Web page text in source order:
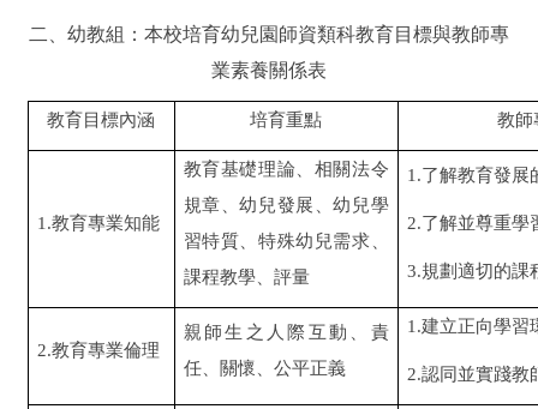
二、幼教組：本校培育幼兒園師資類科教育目標與教師專
業素養關係表
教育目標內涵 培育重點 教師
1.教育專業知能
教育基礎理論、相關法令
規章、幼兒發展、幼兒學
習特質、特殊幼兒需求、
課程教學、評量
1.了解教育發展
2.了解並尊重學
3.規劃適切的課
2.教育專業倫理
親師生之人際互動、責
任、關懷、公平正義
1.建立正向學習
2.認同並實踐教